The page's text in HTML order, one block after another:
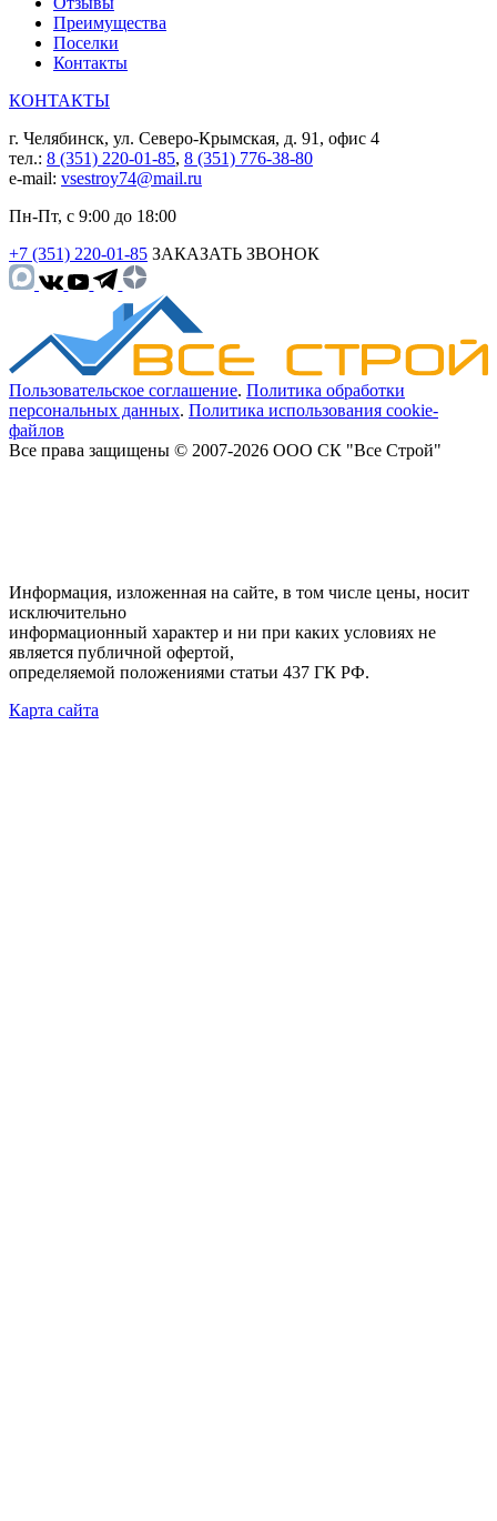
Преимущества
Поселки
Контакты
КОНТАКТЫ
г. Челябинск, ул. Северо-Крымская, д. 91, офис 4
тел.: 8 (351) 220-01-85, 8 (351) 776-38-80
e-mail: vsestroy74@mail.ru
Пн-Пт, с 9:00 до 18:00
+7 (351) 220-01-85 ЗАКАЗАТЬ ЗВОНОК
Пользовательское соглашение. Политика обработки
персональных данных. Политика использования cookie-
файлов
Все права защищены © 2007-2026 ООО СК "Все Строй"
Информация, изложенная на сайте, в том числе цены, носит
исключительно
информационный характер и ни при каких условиях не
является публичной офертой,
определяемой положениями статьи 437 ГК РФ.
Карта сайта